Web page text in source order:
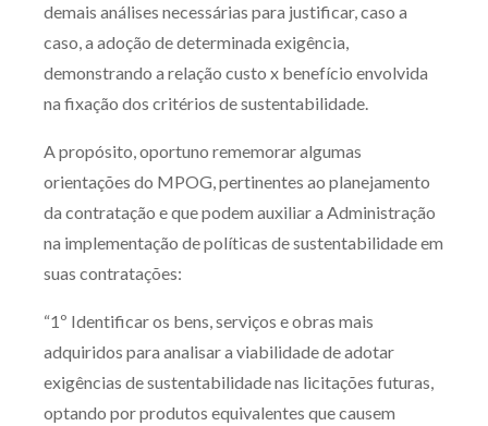
demais análises necessárias para justificar, caso a
caso, a adoção de determinada exigência,
demonstrando a relação custo x benefício envolvida
na fixação dos critérios de sustentabilidade.
A propósito, oportuno rememorar algumas
orientações do MPOG, pertinentes ao planejamento
da contratação e que podem auxiliar a Administração
na implementação de políticas de sustentabilidade em
suas contratações:
“1º Identificar os bens, serviços e obras mais
adquiridos para analisar a viabilidade de adotar
exigências de sustentabilidade nas licitações futuras,
optando por produtos equivalentes que causem